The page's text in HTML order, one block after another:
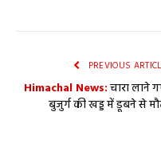
PREVIOUS
Himachal News:चारा लाने
बुजुर्ग की खड्ड में डूबने से